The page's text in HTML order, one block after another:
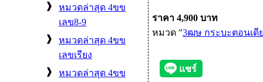
❱
หมวดล่าสุด 4ขข
เลข8-9
❱
หมวดล่าสุด 4ขข
เลขเรียง
❱
หมวดล่าสุด 4ขข
ราคา 4,900 บาท
หมวด "3ฒษ กระบะตอนเดี